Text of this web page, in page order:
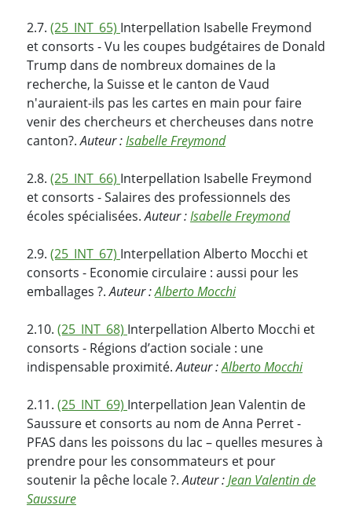
2.7. (25_INT_65) Interpellation Isabelle Freymond
et consorts - Vu les coupes budgétaires de Donald
Trump dans de nombreux domaines de la
recherche, la Suisse et le canton de Vaud
n'auraient-ils pas les cartes en main pour faire
venir des chercheurs et chercheuses dans notre
canton?.Auteur :Isabelle Freymond
2.8. (25_INT_66) Interpellation Isabelle Freymond
et consorts - Salaires des professionnels des
écoles spécialisées.Auteur :Isabelle Freymond
2.9. (25_INT_67) Interpellation Alberto Mocchi et
consorts - Economie circulaire : aussi pour les
emballages ?.Auteur :Alberto Mocchi
2.10. (25_INT_68) Interpellation Alberto Mocchi et
consorts - Régions d’action sociale : une
indispensable proximité.Auteur :Alberto Mocchi
2.11. (25_INT_69) Interpellation Jean Valentin de
Saussure et consorts au nom de Anna Perret -
PFAS dans les poissons du lac – quelles mesures à
prendre pour les consommateurs et pour
soutenir la pêche locale ?.Auteur :Jean Valentin de
Saussure